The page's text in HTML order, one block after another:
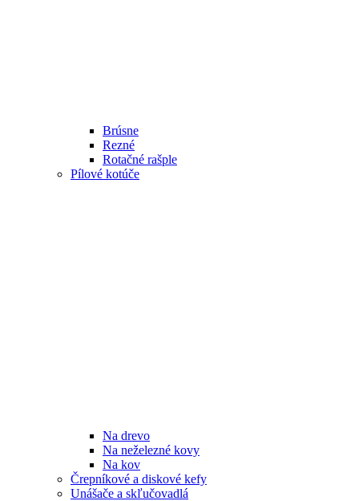
Brúsne
Rezné
Rotačné rašple
Pílové kotúče
Na drevo
Na neželezné kovy
Na kov
Črepníkové a diskové kefy
Unášače a skľučovadlá